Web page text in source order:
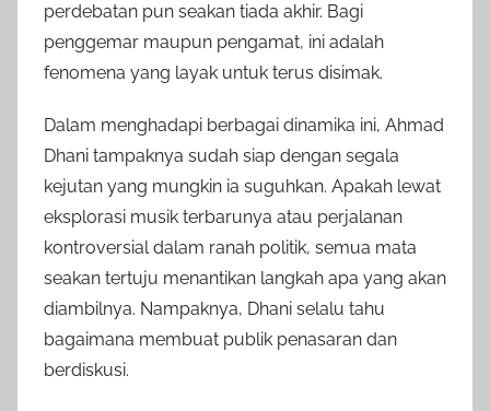
perdebatan pun seakan tiada akhir. Bagi
penggemar maupun pengamat, ini adalah
fenomena yang layak untuk terus disimak.
Dalam menghadapi berbagai dinamika ini, Ahmad
Dhani tampaknya sudah siap dengan segala
kejutan yang mungkin ia suguhkan. Apakah lewat
eksplorasi musik terbarunya atau perjalanan
kontroversial dalam ranah politik, semua mata
seakan tertuju menantikan langkah apa yang akan
diambilnya. Nampaknya, Dhani selalu tahu
bagaimana membuat publik penasaran dan
berdiskusi.